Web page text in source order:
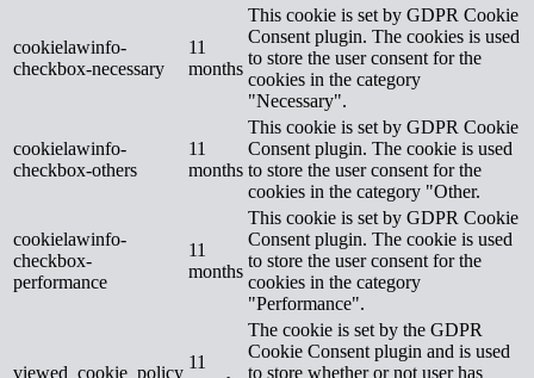
cookielawinfo-
checkbox-necessary
11
months
This cookie is set by GDPR Cookie
Consent plugin. The cookies is used
to store the user consent for the
cookies in the category
"Necessary".
cookielawinfo-
checkbox-others
11
months
This cookie is set by GDPR Cookie
Consent plugin. The cookie is used
to store the user consent for the
cookies in the category "Other.
cookielawinfo-
checkbox-
performance
11
months
This cookie is set by GDPR Cookie
Consent plugin. The cookie is used
to store the user consent for the
cookies in the category
"Performance".
viewed_cookie_policy
11
The cookie is set by the GDPR
Cookie Consent plugin and is used
to store whether or not user has